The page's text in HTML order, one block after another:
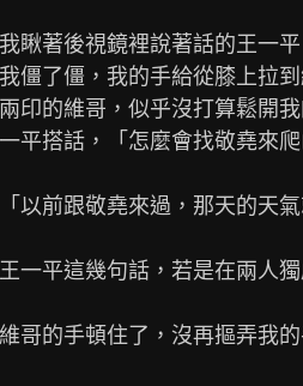
我瞅著後視鏡裡說著話的王一
我僵了僵，我的手給從膝上拉
兩印的維哥，似乎沒打算鬆開
一平搭話，「怎麼會找敬堯來爬
「以前跟敬堯來過，那天的天
王一平這幾句話，若是在兩人
維哥的手頓住了，沒再摳弄我